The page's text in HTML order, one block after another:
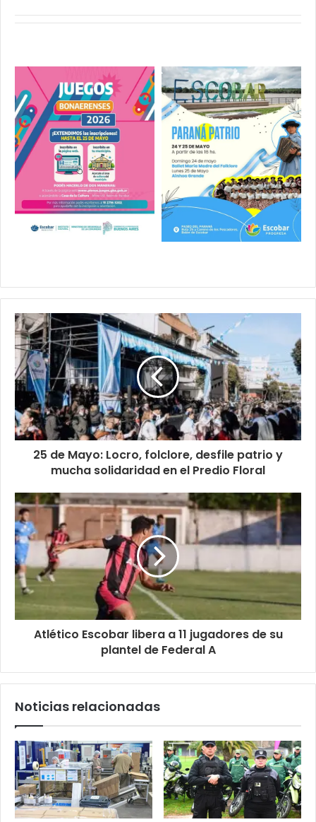
25 de Mayo: Locro, folclore, desfile patrio y
mucha solidaridad en el Predio Floral
Atlético Escobar libera a 11 jugadores de su
plantel de Federal A
Noticias relacionadas